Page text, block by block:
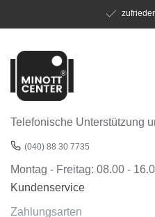
Telefonische Unterstützung
(040) 88 30 7735
Montag - Freitag: 08.00 -
Kundenservice
Zahlungsarten